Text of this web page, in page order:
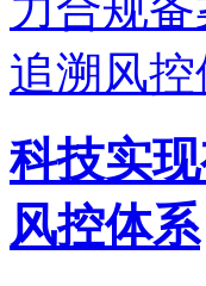
科技实
风控体系